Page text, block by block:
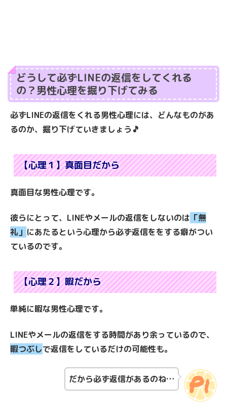
どうして必ずLINEの返信をしてくれる
の？男性心理を掘り下げてみる
必ずLINEの返信をくれる男性心理には、どんなものがあ
るのか、掘り下げていきましょう🎵
【心理１】真面目だから
真面目な男性心理です。
彼らにとって、LINEやメールの返信をしないのは 「無
礼 」 にあたるという心理から必ず返信ををする癖がつい
ているのです。
【心理２】暇だから
単純に暇な男性心理です。
LINEやメールの返信をする時間があり余っているので、
暇つぶしで返信をしているだけの可能性も。
だから必ず返信があるのね…